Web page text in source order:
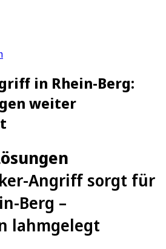
in Rhein-Berg:
weiter
Angriff sorgt für
Berg –
lahmgelegt